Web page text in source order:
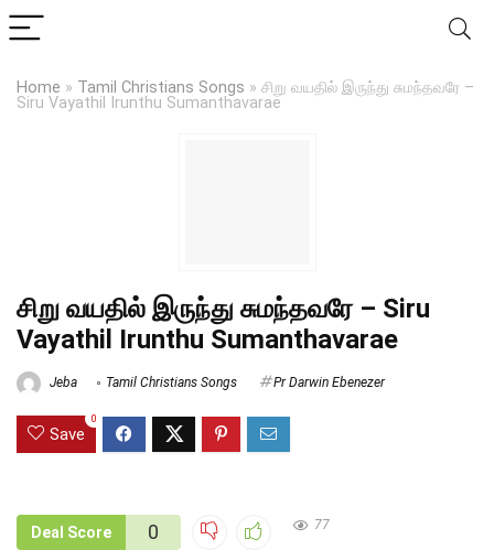
Home » Tamil Christians Songs » சிறு வயதில் இருந்து சுமந்தவரே –
Siru Vayathil Irunthu Sumanthavarae
சிறு வயதில் இருந்து சுமந்தவரே – Siru
Vayathil Irunthu Sumanthavarae
Jeba Tamil Christians Songs Pr Darwin Ebenezer
Save
0
Deal Score 0 77